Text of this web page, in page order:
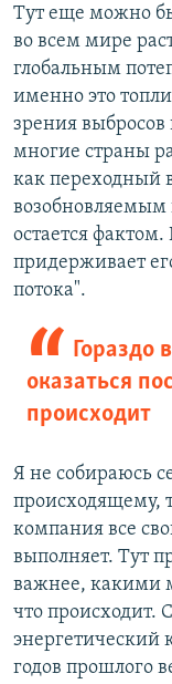
Тут еще можно
во всем мире
глобальным
именно это
зрения выбросов
многие страны
как переходный
возобновляемым
остается фактом.
придерживает
потока".
Гораздо
оказаться
происходит
Я не собираюсь
происходящему,
компания все
выполняет. Тут
важнее, какими
что происходит.
энергетический
годов прошлого